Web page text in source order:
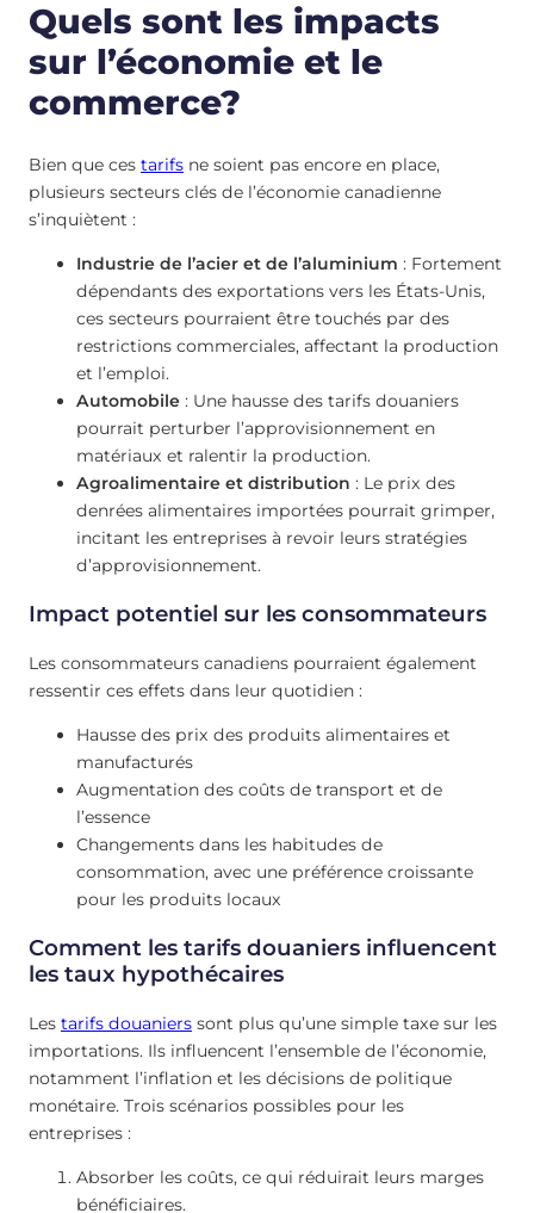
Quels sont les impacts
sur l’économie et le
commerce?
Bien que ces tarifs ne soient pas encore en place,
plusieurs secteurs clés de l’économie canadienne
s’inquiètent :
Industrie de l’acier et de l’aluminium : Fortement
dépendants des exportations vers les États-Unis,
ces secteurs pourraient être touchés par des
restrictions commerciales, affectant la production
et l’emploi.
Automobile : Une hausse des tarifs douaniers
pourrait perturber l’approvisionnement en
matériaux et ralentir la production.
Agroalimentaire et distribution : Le prix des
denrées alimentaires importées pourrait grimper,
incitant les entreprises à revoir leurs stratégies
d’approvisionnement.
Impact potentiel sur les consommateurs
Les consommateurs canadiens pourraient également
ressentir ces effets dans leur quotidien :
Hausse des prix des produits alimentaires et
manufacturés
Augmentation des coûts de transport et de
l’essence
Changements dans les habitudes de
consommation, avec une préférence croissante
pour les produits locaux
Comment les tarifs douaniers influencent
les taux hypothécaires
Les tarifs douaniers sont plus qu’une simple taxe sur les
importations. Ils influencent l’ensemble de l’économie,
notamment l’inflation et les décisions de politique
monétaire. Trois scénarios possibles pour les
entreprises :
Absorber les coûts, ce qui réduirait leurs marges
bénéficiaires.